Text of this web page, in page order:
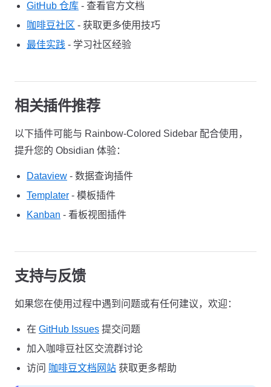
GitHub 仓库 - 查看官方文档
咖啡豆社区 - 获取更多使用技巧
最佳实践 - 学习社区经验
相关插件推荐
以下插件可能与 Rainbow-Colored Sidebar 配合使用，
提升您的 Obsidian 体验：
Dataview - 数据查询插件
Templater - 模板插件
Kanban - 看板视图插件
支持与反馈
如果您在使用过程中遇到问题或有任何建议，欢迎：
在 GitHub Issues 提交问题
加入咖啡豆社区交流群讨论
访问 咖啡豆文档网站 获取更多帮助